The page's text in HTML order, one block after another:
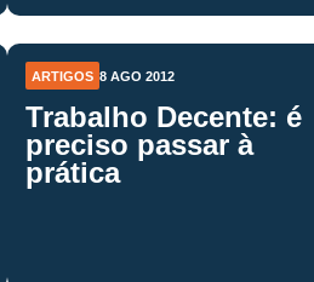
ARTIGOS 8 AGO 2012
Trabalho Decente: é
preciso passar à
prática